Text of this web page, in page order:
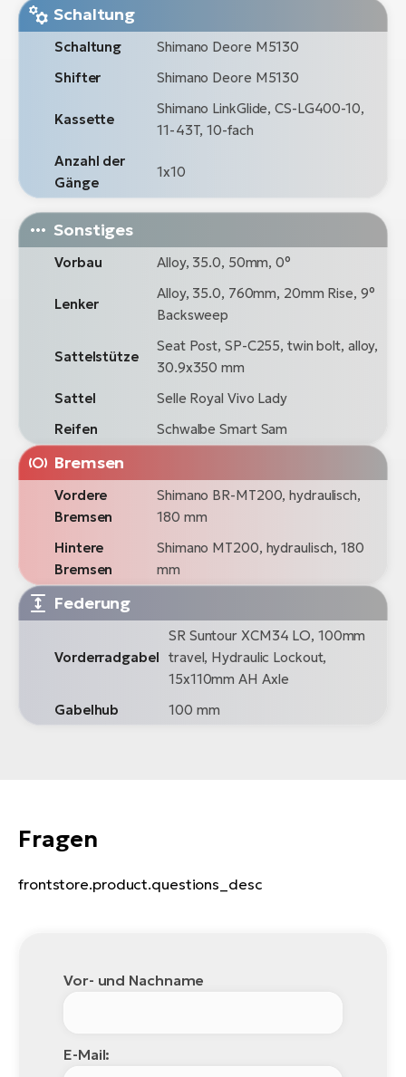
Schaltung
Schaltung
Shimano Deore M5130
Shifter
Shimano Deore M5130
Kassette
Shimano LinkGlide, CS-LG400-10,
11-43T, 10-fach
Anzahl der
Gänge
1x10
Sonstiges
Vorbau Alloy, 35.0, 50mm, 0°
Lenker
Alloy, 35.0, 760mm, 20mm Rise, 9°
Backsweep
Sattelstütze
Seat Post, SP-C255, twin bolt, alloy,
30.9x350 mm
Sattel
Selle Royal Vivo Lady
Reifen
Schwalbe Smart Sam
Bremsen
Vordere
Bremsen
Shimano BR-MT200, hydraulisch,
180 mm
Hintere
Bremsen
Shimano MT200, hydraulisch, 180
mm
Federung
Vorderradgabel
SR Suntour XCM34 LO, 100mm
travel, Hydraulic Lockout,
15x110mm AH Axle
Gabelhub
100 mm
Fragen
frontstore.product.questions_desc
Vor- und Nachname
E-Mail: